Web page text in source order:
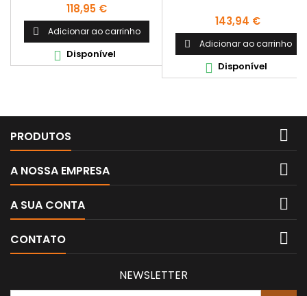
Preço
118,95 €
 Adicionar ao carrinho
 Disponível
Preço
143,94 €
 Adicionar ao carrinho
 Disponível
PRODUTOS 
A NOSSA EMPRESA 
A SUA CONTA 
CONTATO 
NEWSLETTER